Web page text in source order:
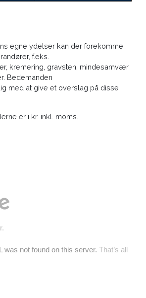
egne ydelser kan der forekomme
f.eks.
kremering, gravsten, mindesamvær
Bedemanden
med at give et overslag på disse
er i kr. inkl. moms.